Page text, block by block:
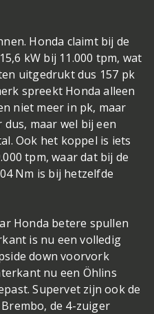
Honda claimt bij de
kW bij 11.000 tpm, wat
uitgedrukt dus 157 pk
spreekt Honda alleen
niet meer in pk, maar
maar wel bij een
Ook het koppel is iets
tpm, waar dat bij de
Nm is bij hetzelfde
Honda betere spullen
is nu een volledig
down voorvork
nu een Öhlins
Supervet zijn ook de
de 4-zuiger